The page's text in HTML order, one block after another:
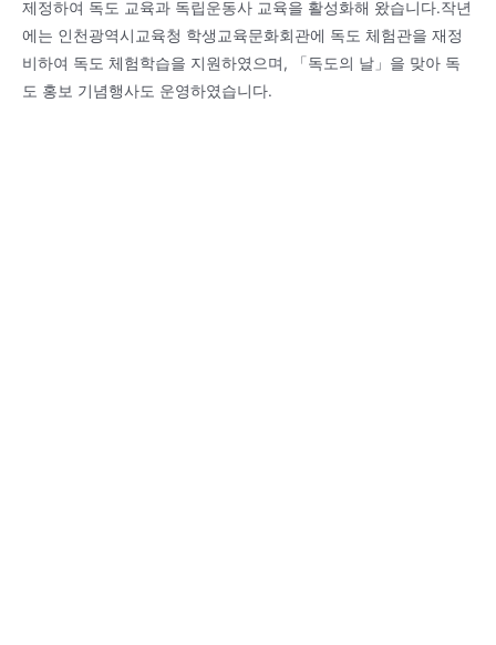
제정하여 독도 교육과 독립운동사 교육을 활성화해 왔습니다.작년
에는 인천광역시교육청 학생교육문화회관에 독도 체험관을 재정
비하여 독도 체험학습을 지원하였으며, 「독도의 날」을 맞아 독
도 홍보 기념행사도 운영하였습니다.